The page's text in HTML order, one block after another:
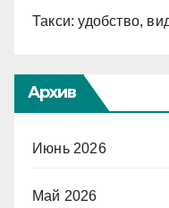
Такси: удобство,
Архив
Июнь 2026
Май 2026